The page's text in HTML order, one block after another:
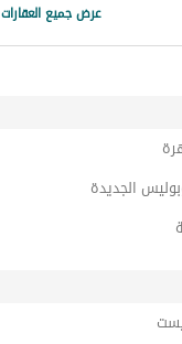
عرض جميع العقارات
الجديدة